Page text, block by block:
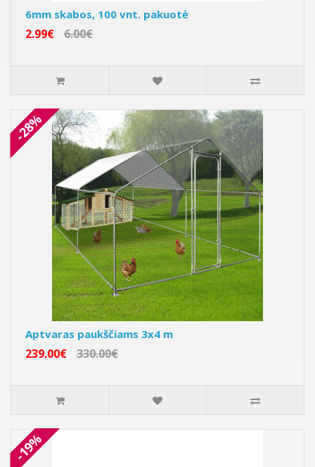
6mm skabos, 100 vnt. pakuotė
2.99€ 6.00€
-28%
Aptvaras paukščiams 3x4 m
239.00€ 330.00€
-19%